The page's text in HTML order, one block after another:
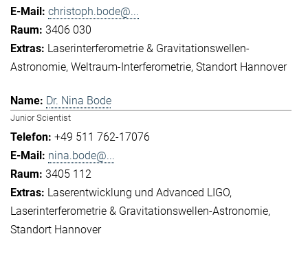
christoph.bode@...
3406 030
Laserinterferometrie & Gravitationswellen-
Astronomie Weltraum-Interferometrie Standort Hannover
Dr. Nina Bode
Junior Scientist
+49 511 762-17076
nina.bode@...
3405 112
Laserentwicklung und Advanced LIGO
Laserinterferometrie & Gravitationswellen-Astronomie
Standort Hannover